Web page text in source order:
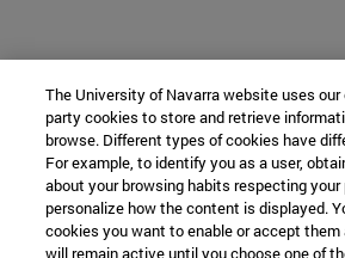
The University of Navarra website uses our
party cookies to store and retrieve
browse. Different types of cookies have
For example, to identify you as a user,
about your browsing habits respecting your
personalize how the content is displayed.
cookies you want to enable or accept them
will remain active until you choose one of